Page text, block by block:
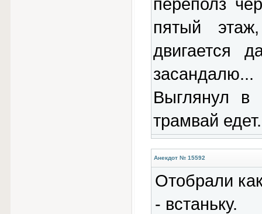
переполз
пятый
двигается
Выглянул в
трамвай
Анекдот № 15592
Отобрали
- встаньку.